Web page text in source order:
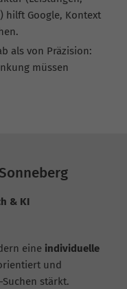
hilft Google, Kontext
als von Präzision:
müssen
& KI
eine individuelle
und
stärkt.